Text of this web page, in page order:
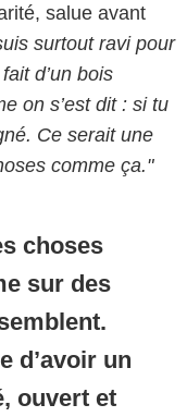
salue avant
surtout ravi pour
d’un bois
on s’est dit : si tu
Ce serait une
comme ça."
choses
sur des
d’avoir un
ouvert et